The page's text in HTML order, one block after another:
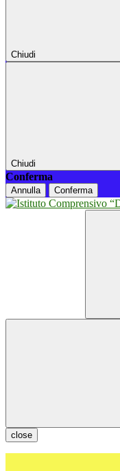
Chiudi
Chiudi
Conferma
Annulla Conferma
close